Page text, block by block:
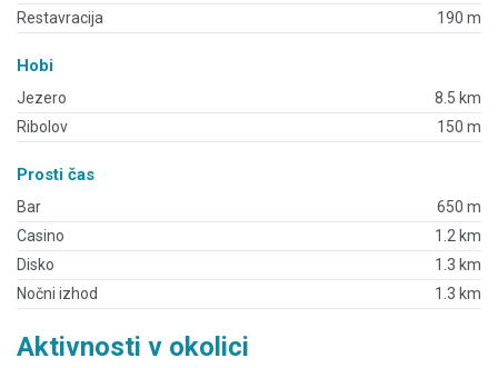
Restavracija
190 m
Hobi
Jezero
8.5 km
Ribolov
150 m
Prosti čas
Bar
650 m
Casino
1.2 km
Disko
1.3 km
Nočni izhod
1.3 km
Aktivnosti v okolici